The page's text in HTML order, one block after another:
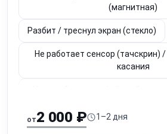
(магнитная)
Разбит / треснул экран (стекло)
Не работает сенсор (тачскрин) /
касания
Не работает / заедает колёсико
от2 000 ₽ 1–2 дня